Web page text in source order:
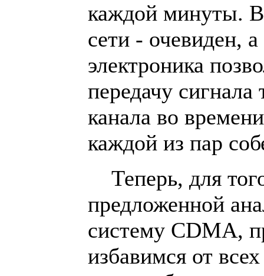
каждой минуты.
сети - очевиден,
электроника
передачу сигнала
канала во
каждой из пар
Теперь, для
предложенной
систему CDMA,
избавимся от